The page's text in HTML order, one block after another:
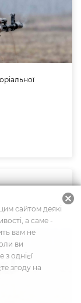
сайтом деякі
а саме -
вам не
ви
з однієї
згоду на
cancel